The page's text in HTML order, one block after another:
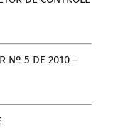
Nº 5 DE 2010 –